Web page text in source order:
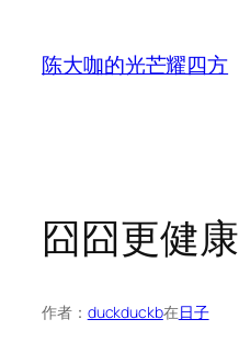
陈大咖的光芒耀四方
囧囧更健康
作者： duckduckb在日子